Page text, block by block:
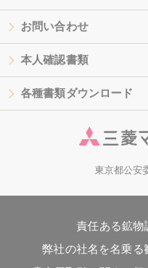
お問い合わせ
本人確認書類
各種書類ダウンロード
東京都公安
責任ある鉱物
弊社の社名を名乗る